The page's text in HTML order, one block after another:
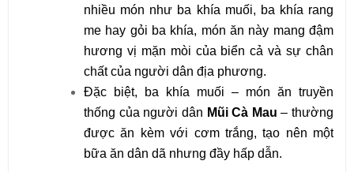
nhiều món như ba khía muối, ba khía rang
me hay gỏi ba khía, món ăn này mang đậm
hương vị mặn mòi của biển cả và sự chân
chất của người dân địa phương.
Đặc biệt, ba khía muối – món ăn truyền
thống của người dân Mũi Cà Mau – thường
được ăn kèm với cơm trắng, tạo nên một
bữa ăn dân dã nhưng đầy hấp dẫn.